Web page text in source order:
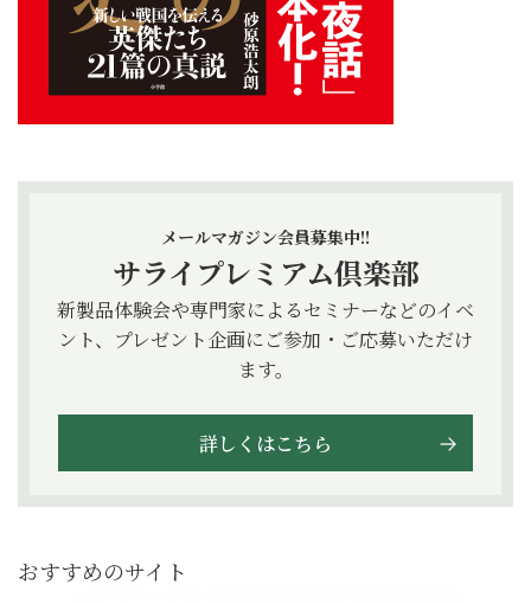
メールマガジン会員募集中!!
サライプレミアム倶楽部
新製品体験会や専門家によるセミナーなどのイベ
ント、プレゼント企画にご参加・ご応募いただけ
ます。
詳しくはこちら
おすすめのサイト